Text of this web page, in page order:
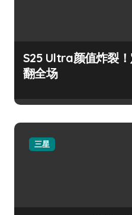
S25 Ultra颜值炸裂
翻全场
三星